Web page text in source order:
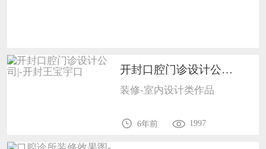
开封口腔门诊设计公司|-开封王宝宇口1702
装修-室内设计类作品
6年前 1997